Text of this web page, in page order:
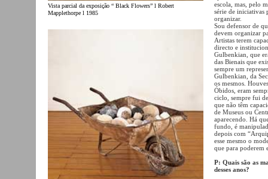
Vista parcial da exposição “ Black Flowers” l Robert
Mapplethorpe l 1985
escola, mas, pelo
série de iniciativas
organizar.
Sou defensor de
devem organizar
Artistas terem
directo e
Gulbenkian, que
das Bienais que
sempre um
Gulbenkian, da
os mesmos.
Óbidos, eram
ciclo, sempre fui
que não têm
de Museus ou
aparecendo. Há
fundo, é
depois com
esse mesmo o
que para poderem
P: Quais são as
desses anos?